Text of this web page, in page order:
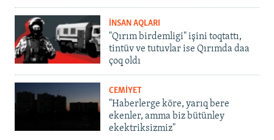
İNSAN AQLARI
"Qırım birdemligi" işini toqtattı,
tintüv ve tutuvlar ise Qırımda daa
çoq oldı
CEMİYET
"Haberlerge köre, yarıq bere
ekenler, amma biz bütünley
ekektriksizmiz"